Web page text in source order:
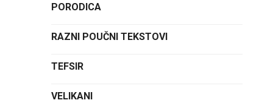
PORODICA
RAZNI POUČNI TEKSTOVI
TEFSIR
VELIKANI